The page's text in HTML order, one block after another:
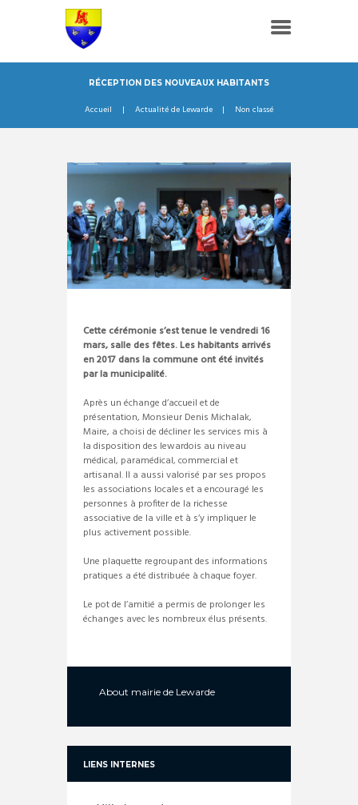
RÉCEPTION DES NOUVEAUX HABITANTS
Accueil Actualité de Lewarde Non classé
Cette cérémonie s’est tenue le vendredi 16
mars, salle des fêtes. Les habitants arrivés
en 2017 dans la commune ont été invités
par la municipalité.
Après un échange d’accueil et de
présentation, Monsieur Denis Michalak,
Maire, a choisi de décliner les services mis à
la disposition des lewardois au niveau
médical, paramédical, commercial et
artisanal. Il a aussi valorisé par ses propos
les associations locales et a encouragé les
personnes à profiter de la richesse
associative de la ville et à s’y impliquer le
plus activement possible.
Une plaquette regroupant des informations
pratiques a été distribuée à chaque foyer.
Le pot de l’amitié a permis de prolonger les
échanges avec les nombreux élus présents.
About mairie de Lewarde
LIENS INTERNES